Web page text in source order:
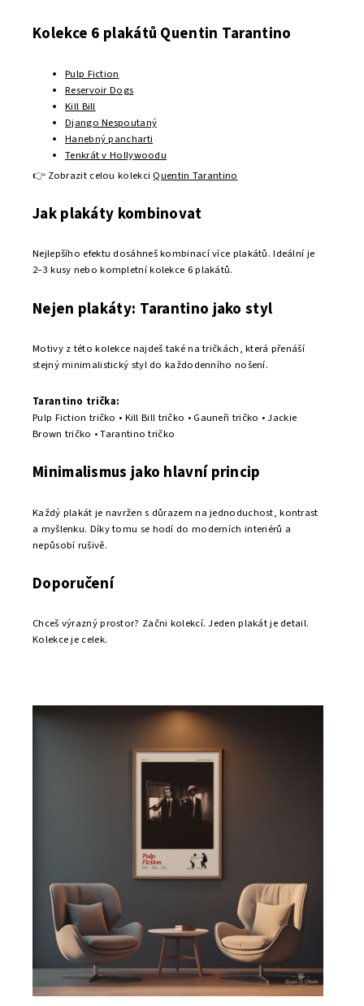
Velikost30x40 cmpatří mezi nejpoužívanější formáty pro
Tento rozměr je ideální například:
do chodby
nad pracovní stůl
Plakát 40x50 cm
Formát 40x50 cm
je elegantní střední velikost, která dobře
Je vhodný například:
do pracovny
jako doplněk větší galerijní stěny
Plakát 50x70 cm – nejoblíbenější rozměr
Velikost50x70 cm
nad pracovním stolem
dostupných v obchodech jako IKEA.
Velký plakát 61x91 cm
dominantní obraz v interiéru.
Ideální použití:
velká stěna v obývacím pokoji
domácí kino
moderní loft